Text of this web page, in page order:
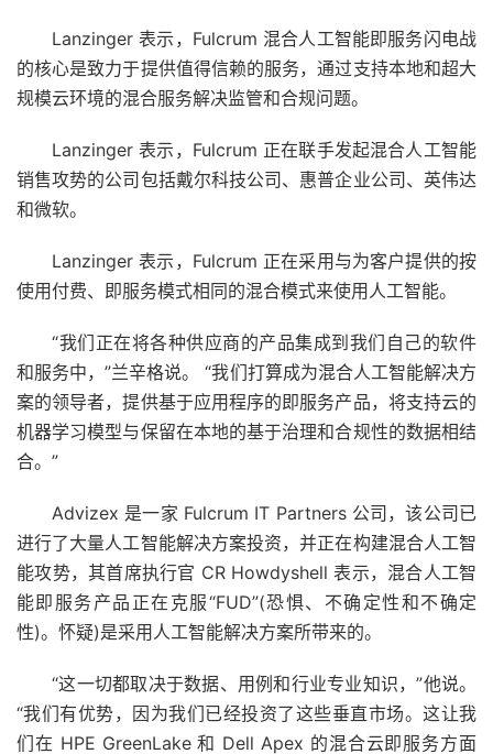
Lanzinger 表示，Fulcrum 混合人工智能即服务闪电战
的核心是致力于提供值得信赖的服务，通过支持本地和超大
规模云环境的混合服务解决监管和合规问题。
Lanzinger 表示，Fulcrum 正在联手发起混合人工智能
销售攻势的公司包括戴尔科技公司、惠普企业公司、英伟达
和微软。
Lanzinger 表示，Fulcrum 正在采用与为客户提供的按
使用付费、即服务模式相同的混合模式来使用人工智能。
“我们正在将各种供应商的产品集成到我们自己的软件
和服务中，”兰辛格说。 “我们打算成为混合人工智能解决方
案的领导者，提供基于应用程序的即服务产品，将支持云的
机器学习模型与保留在本地的基于治理和合规性的数据相结
合。”
Advizex 是一家 Fulcrum IT Partners 公司，该公司已
进行了大量人工智能解决方案投资，并正在构建混合人工智
能攻势，其首席执行官 CR Howdyshell 表示，混合人工智
能即服务产品正在克服“FUD”(恐惧、不确定性和不确定
性)。怀疑)是采用人工智能解决方案所带来的。
“这一切都取决于数据、用例和行业专业知识，”他说。
“我们有优势，因为我们已经投资了这些垂直市场。这让我
们在 HPE GreenLake 和 Dell Apex 的混合云即服务方面